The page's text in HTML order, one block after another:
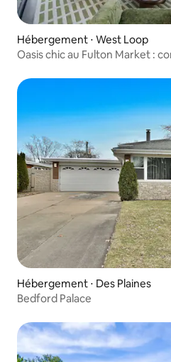
Hébergement ⋅ West Loop
Oasis chic au Fulton Market :
Hébergement ⋅ Des Plaines
Bedford Palace